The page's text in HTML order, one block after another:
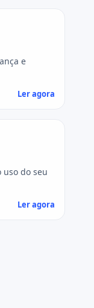
e
Ler agora
do seu
Ler agora